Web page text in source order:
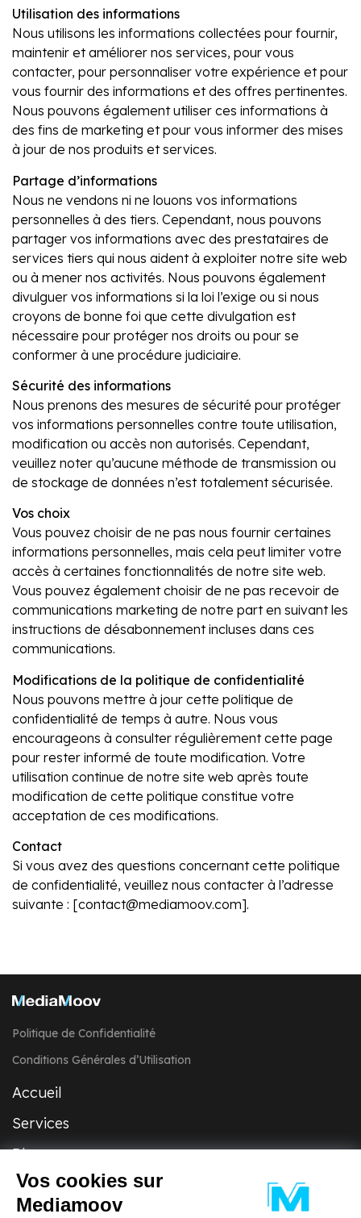
Utilisation des informations
Nous utilisons les informations collectées pour fournir,
maintenir et améliorer nos services, pour vous
contacter, pour personnaliser votre expérience et pour
vous fournir des informations et des offres pertinentes.
Nous pouvons également utiliser ces informations à
des fins de marketing et pour vous informer des mises
à jour de nos produits et services.
Partage d’informations
Nous ne vendons ni ne louons vos informations
personnelles à des tiers. Cependant, nous pouvons
partager vos informations avec des prestataires de
services tiers qui nous aident à exploiter notre site web
ou à mener nos activités. Nous pouvons également
divulguer vos informations si la loi l’exige ou si nous
croyons de bonne foi que cette divulgation est
nécessaire pour protéger nos droits ou pour se
conformer à une procédure judiciaire.
Sécurité des informations
Nous prenons des mesures de sécurité pour protéger
vos informations personnelles contre toute utilisation,
modification ou accès non autorisés. Cependant,
veuillez noter qu’aucune méthode de transmission ou
de stockage de données n’est totalement sécurisée.
Vos choix
Vous pouvez choisir de ne pas nous fournir certaines
informations personnelles, mais cela peut limiter votre
accès à certaines fonctionnalités de notre site web.
Vous pouvez également choisir de ne pas recevoir de
communications marketing de notre part en suivant les
instructions de désabonnement incluses dans ces
communications.
Modifications de la politique de confidentialité
Nous pouvons mettre à jour cette politique de
confidentialité de temps à autre. Nous vous
encourageons à consulter régulièrement cette page
pour rester informé de toute modification. Votre
utilisation continue de notre site web après toute
modification de cette politique constitue votre
acceptation de ces modifications.
Contact
Si vous avez des questions concernant cette politique
de confidentialité, veuillez nous contacter à l’adresse
suivante : [contact@mediamoov.com].
Politique de Confidentialité
Conditions Générales d’Utilisation
Accueil
Services
Blog
À propos
Vos cookies sur
Mediamoov